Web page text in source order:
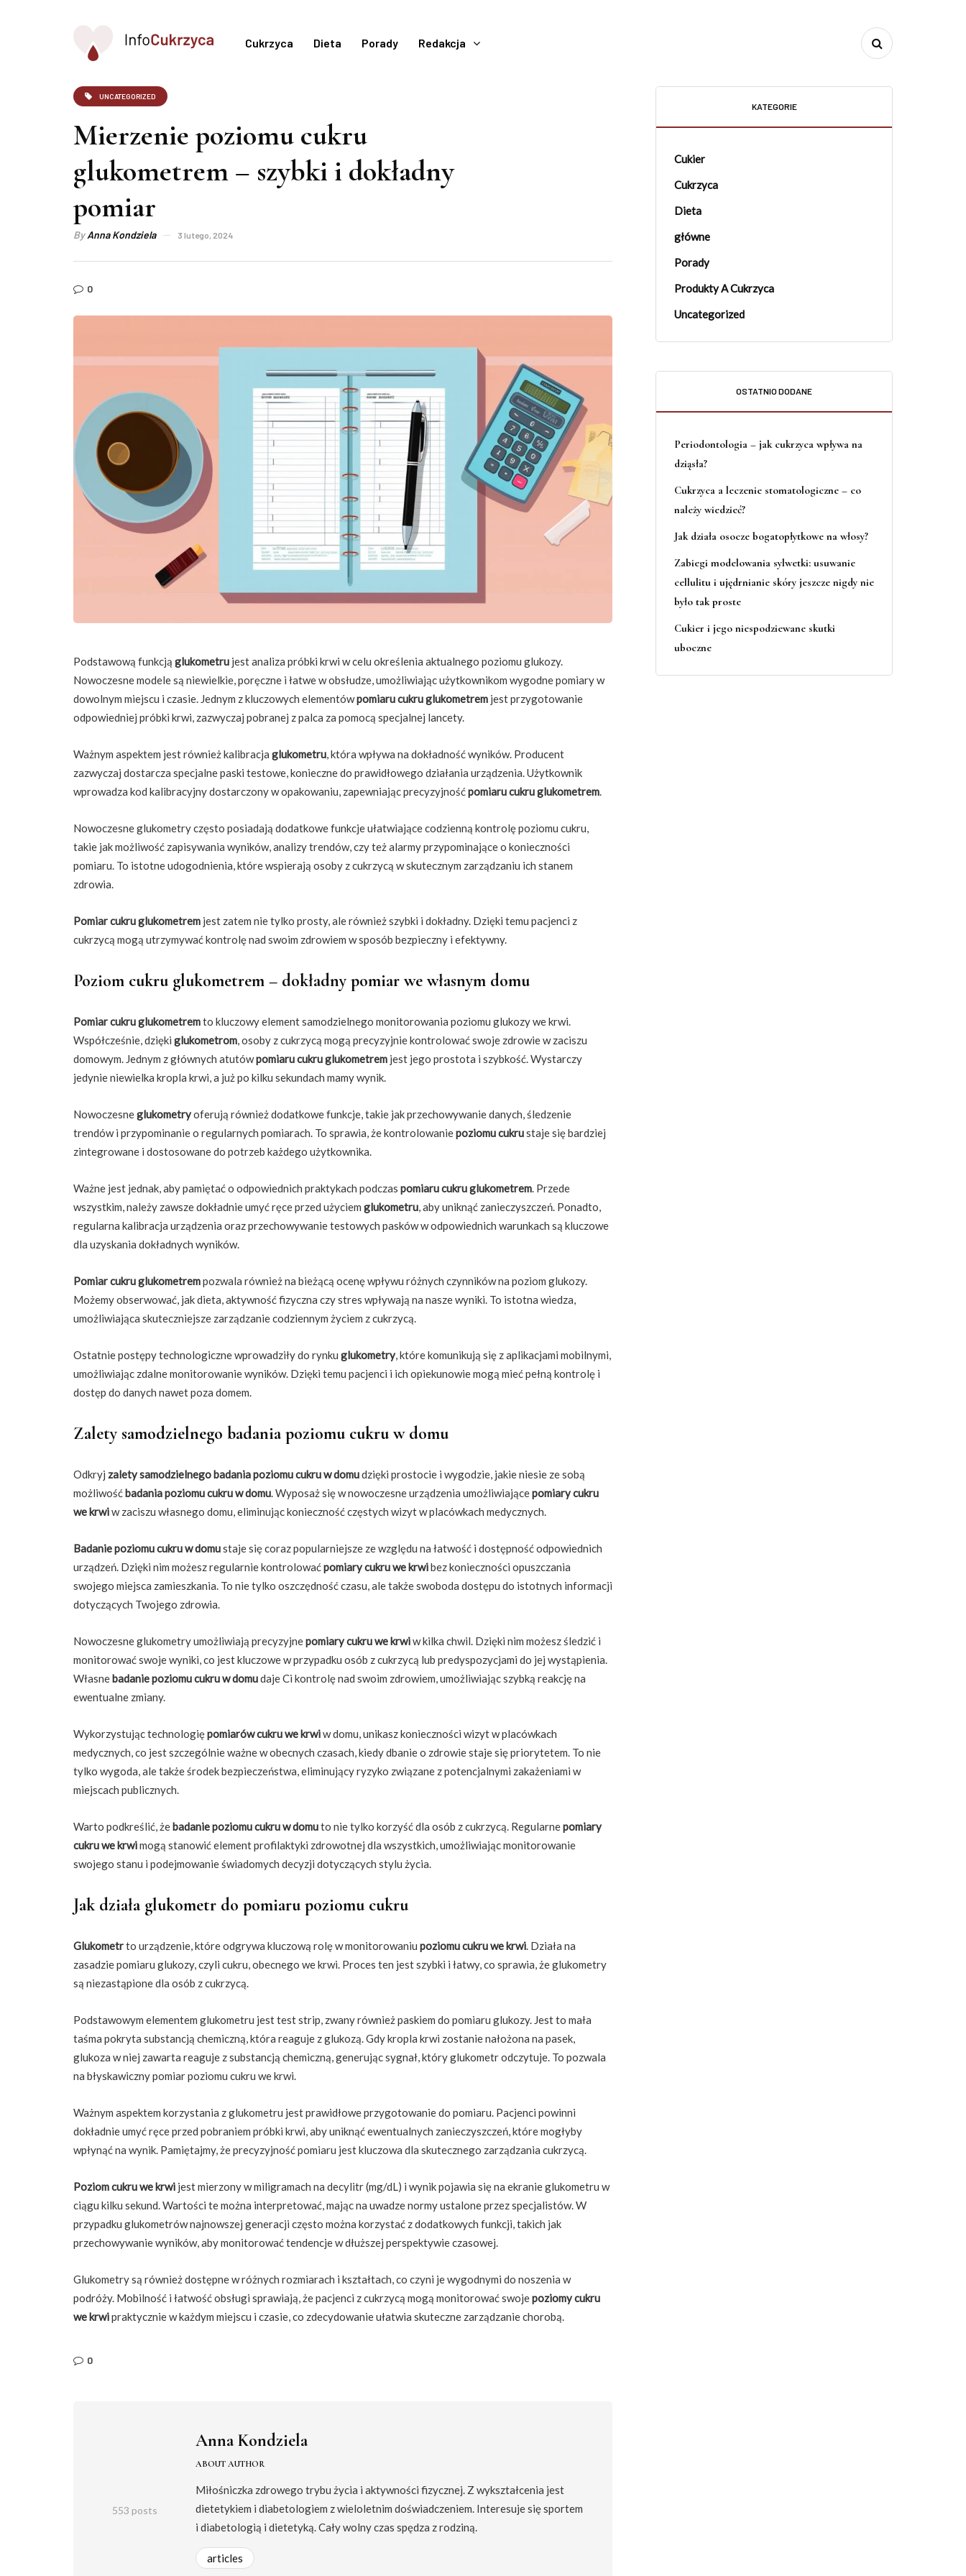
Cukrzyca Dieta Porady Redakcja
UNCATEGORIZED
Mierzenie poziomu cukru
glukometrem – szybki i dokładny
pomiar
ByAnna Kondziela 3 lutego, 2024
0
Podstawową funkcją glukometru jest analiza próbki krwi w celu określenia aktualnego poziomu glukozy.
Nowoczesne modele są niewielkie, poręczne i łatwe w obsłudze, umożliwiając użytkownikom wygodne pomiary w
dowolnym miejscu i czasie. Jednym z kluczowych elementówpomiaru cukru glukometrem jest przygotowanie
odpowiedniej próbki krwi, zazwyczaj pobranej z palca za pomocą specjalnej lancety.
Ważnym aspektem jest również kalibracja glukometru, która wpływa na dokładność wyników. Producent
zazwyczaj dostarcza specjalne paski testowe, konieczne do prawidłowego działania urządzenia. Użytkownik
wprowadza kod kalibracyjny dostarczony w opakowaniu, zapewniając precyzyjnośćpomiaru cukru glukometrem.
Nowoczesne glukometry często posiadają dodatkowe funkcje ułatwiające codzienną kontrolę poziomu cukru,
takie jak możliwość zapisywania wyników, analizy trendów, czy też alarmy przypominające o konieczności
pomiaru. To istotne udogodnienia, które wspierają osoby z cukrzycą w skutecznym zarządzaniu ich stanem
zdrowia.
Pomiar cukru glukometrem jest zatem nie tylko prosty, ale również szybki i dokładny. Dzięki temu pacjenci z
cukrzycą mogą utrzymywać kontrolę nad swoim zdrowiem w sposób bezpieczny i efektywny.
Poziom cukru glukometrem – dokładny pomiar we własnym domu
Pomiar cukru glukometremto kluczowy element samodzielnego monitorowania poziomu glukozy we krwi.
Współcześnie, dzięki glukometrom, osoby z cukrzycą mogą precyzyjnie kontrolować swoje zdrowie w zaciszu
domowym. Jednym z głównych atutówpomiaru cukru glukometrem jest jego prostota i szybkość. Wystarczy
jedynie niewielka kropla krwi, a już po kilku sekundach mamy wynik.
Nowoczesneglukometryoferują również dodatkowe funkcje, takie jak przechowywanie danych, śledzenie
trendów i przypominanie o regularnych pomiarach. To sprawia, że kontrolowaniepoziomu cukrustaje się bardziej
zintegrowane i dostosowane do potrzeb każdego użytkownika.
Ważne jest jednak, aby pamiętać o odpowiednich praktykach podczas pomiaru cukru glukometrem. Przede
wszystkim, należy zawsze dokładnie umyć ręce przed użyciem glukometru, aby uniknąć zanieczyszczeń. Ponadto,
regularna kalibracja urządzenia oraz przechowywanie testowych pasków w odpowiednich warunkach są kluczowe
dla uzyskania dokładnych wyników.
Pomiar cukru glukometrempozwala również na bieżącą ocenę wpływu różnych czynników na poziom glukozy.
Możemy obserwować, jak dieta, aktywność fizyczna czy stres wpływają na nasze wyniki. To istotna wiedza,
umożliwiająca skuteczniejsze zarządzanie codziennym życiem z cukrzycą.
Ostatnie postępy technologiczne wprowadziły do rynku glukometry, które komunikują się z aplikacjami mobilnymi,
umożliwiając zdalne monitorowanie wyników. Dzięki temu pacjenci i ich opiekunowie mogą mieć pełną kontrolę i
dostęp do danych nawet poza domem.
Zalety samodzielnego badania poziomu cukru w domu
Odkryj zaletysamodzielnego badania poziomu cukru w domudzięki prostocie i wygodzie, jakie niesie ze sobą
możliwośćbadania poziomu cukru w domu. Wyposaż się w nowoczesne urządzenia umożliwiającepomiary cukru
we krwiw zaciszu własnego domu, eliminując konieczność częstych wizyt w placówkach medycznych.
Badanie poziomu cukru w domustaje się coraz popularniejsze ze względu na łatwość i dostępność odpowiednich
urządzeń. Dzięki nim możesz regularnie kontrolowaćpomiary cukru we krwibez konieczności opuszczania
swojego miejsca zamieszkania. To nie tylko oszczędność czasu, ale także swoboda dostępu do istotnych informacji
dotyczących Twojego zdrowia.
Nowoczesne glukometry umożliwiają precyzyjnepomiary cukru we krwiw kilka chwil. Dzięki nim możesz śledzić i
monitorować swoje wyniki, co jest kluczowe w przypadku osób z cukrzycą lub predyspozycjami do jej wystąpienia.
Własnebadanie poziomu cukru w domudaje Ci kontrolę nad swoim zdrowiem, umożliwiając szybką reakcję na
ewentualne zmiany.
Wykorzystując technologiępomiarów cukru we krwiw domu, unikasz konieczności wizyt w placówkach
medycznych, co jest szczególnie ważne w obecnych czasach, kiedy dbanie o zdrowie staje się priorytetem. To nie
tylko wygoda, ale także środek bezpieczeństwa, eliminujący ryzyko związane z potencjalnymi zakażeniami w
miejscach publicznych.
Warto podkreślić, żebadanie poziomu cukru w domuto nie tylko korzyść dla osób z cukrzycą. Regularnepomiary
cukru we krwimogą stanowić element profilaktyki zdrowotnej dla wszystkich, umożliwiając monitorowanie
swojego stanu i podejmowanie świadomych decyzji dotyczących stylu życia.
Jak działa glukometr do pomiaru poziomu cukru
Glukometrto urządzenie, które odgrywa kluczową rolę w monitorowaniu poziomu cukru we krwi. Działa na
zasadzie pomiaru glukozy, czyli cukru, obecnego we krwi. Proces ten jest szybki i łatwy, co sprawia, że glukometry
są niezastąpione dla osób z cukrzycą.
Podstawowym elementem glukometru jest test strip, zwany również paskiem do pomiaru glukozy. Jest to mała
taśma pokryta substancją chemiczną, która reaguje z glukozą. Gdy kropla krwi zostanie nałożona na pasek,
glukoza w niej zawarta reaguje z substancją chemiczną, generując sygnał, który glukometr odczytuje. To pozwala
na błyskawiczny pomiar poziomu cukru we krwi.
Ważnym aspektem korzystania z glukometru jest prawidłowe przygotowanie do pomiaru. Pacjenci powinni
dokładnie umyć ręce przed pobraniem próbki krwi, aby uniknąć ewentualnych zanieczyszczeń, które mogłyby
wpłynąć na wynik. Pamiętajmy, że precyzyjność pomiaru jest kluczowa dla skutecznego zarządzania cukrzycą.
Poziom cukru we krwi jest mierzony w miligramach na decylitr (mg/dL) i wynik pojawia się na ekranie glukometru w
ciągu kilku sekund. Wartości te można interpretować, mając na uwadze normy ustalone przez specjalistów. W
przypadku glukometrów najnowszej generacji często można korzystać z dodatkowych funkcji, takich jak
przechowywanie wyników, aby monitorować tendencje w dłuższej perspektywie czasowej.
Glukometry są również dostępne w różnych rozmiarach i kształtach, co czyni je wygodnymi do noszenia w
podróży. Mobilność i łatwość obsługi sprawiają, że pacjenci z cukrzycą mogą monitorować swojepoziomy cukru
we krwipraktycznie w każdym miejscu i czasie, co zdecydowanie ułatwia skuteczne zarządzanie chorobą.
0
KATEGORIE
Cukier
Cukrzyca
Dieta
główne
Porady
Produkty A Cukrzyca
Uncategorized
OSTATNIO DODANE
Periodontologia – jak cukrzyca wpływa na
dziąsła?
Cukrzyca a leczenie stomatologiczne – co
należy wiedzieć?
Jak działa osocze bogatopłytkowe na włosy?
Zabiegi modelowania sylwetki: usuwanie
cellulitu i ujędrnianie skóry jeszcze nigdy nie
było tak proste
Cukier i jego niespodziewane skutki
uboczne
553 posts
Anna Kondziela
ABOUT AUTHOR
Miłośniczka zdrowego trybu życia i aktywności fizycznej. Z wykształcenia jest
dietetykiem i diabetologiem z wieloletnim doświadczeniem. Interesuje się sportem
i diabetologią i dietetyką. Cały wolny czas spędza z rodziną.
articles